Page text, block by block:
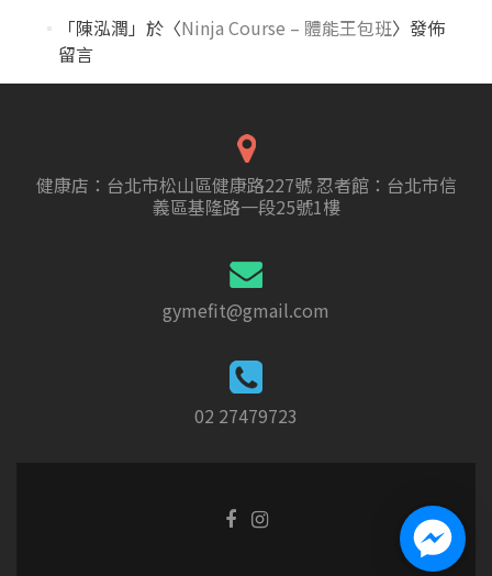
「陳泓潤 」於〈Ninja Course – 體能王包班〉發佈
留言
健康店：台北市松山區健康路227號 忍者館：台北市信
義區基隆路一段25號1樓
gymefit@gmail.com
02 27479723